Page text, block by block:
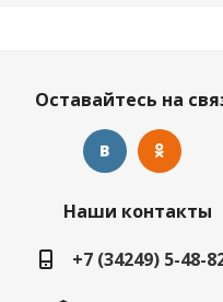
Оставайтесь на
Наши контакты
+7 (34249) 5-48-